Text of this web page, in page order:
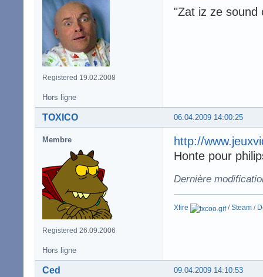
Registered 19.02.2008
"Zat iz ze sound
Hors ligne
06.04.2009 14:00:25
TOXICO
Membre
Registered 26.09.2006
http://
Honte pour
Dernière
Xfire /Steam /
Hors ligne
09.04.2009 14:10:53
Ced